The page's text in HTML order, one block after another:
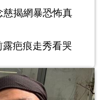
慈揭網暴恐怖真
疤痕走秀看哭